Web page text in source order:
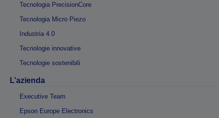
Tecnologia PrecisionCore
Tecnologia Micro Piezo
Industria 4.0
Tecnologie innovative
Tecnologie sostenibili
L’azienda
Executive Team
Epson Europe Electronics